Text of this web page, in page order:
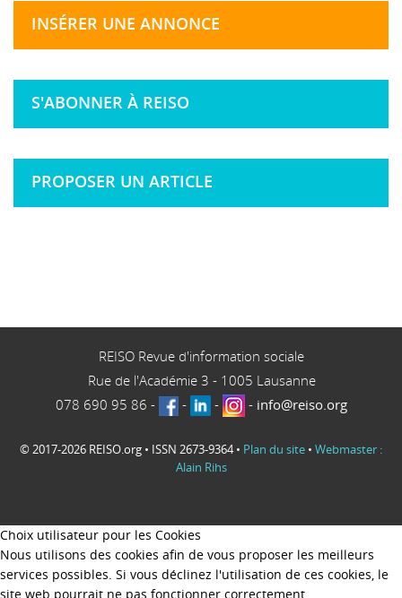
INSÉRER UNE ANNONCE
S'ABONNER À REISO
PROPOSER UN ARTICLE
REISO Revue d'information sociale
Rue de l'Académie 3 - 1005 Lausanne
078 690 95 86 - - - - info@reiso.org
© 2017-2026 REISO.org • ISSN 2673-9364 • Plan du site • Webmaster :
Alain Rihs
Choix utilisateur pour les Cookies
Nous utilisons des cookies afin de vous proposer les meilleurs
services possibles. Si vous déclinez l'utilisation de ces cookies, le
site web pourrait ne pas fonctionner correctement.